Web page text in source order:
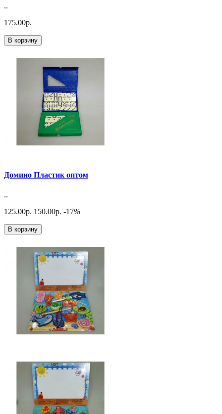
..
175.00р.
В корзину
Домино Пластик оптом
..
125.00р. 150.00р. -17%
В корзину